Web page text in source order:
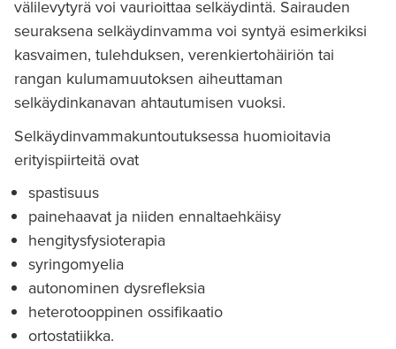
välilevytyrä voi vaurioittaa selkäydintä. Sairauden
seuraksena selkäydinvamma voi syntyä esimerkiksi
kasvaimen, tulehduksen, verenkiertohäiriön tai
rangan kulumamuutoksen aiheuttaman
selkäydinkanavan ahtautumisen vuoksi.
Selkäydinvammakuntoutuksessa huomioitavia
erityispiirteitä ovat
spastisuus
painehaavat ja niiden ennaltaehkäisy
hengitysfysioterapia
syringomyelia
autonominen dysrefleksia
heterotooppinen ossifikaatio
ortostatiikka.